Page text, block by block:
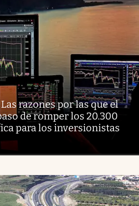
Las razones por las que el
de romper los 20.300
para los inversionistas